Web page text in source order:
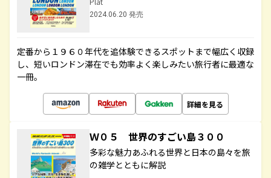
2024.06.20 発売
定番から１９６０年代を追体験できるスポットまで幅広く収録
し、短いロンドン滞在でも効率よく楽しみたい旅行者に最適な
一冊。
詳細を見る
Ｗ０５ 世界のすごい島３００
多彩な魅力あふれる世界と日本の島々を旅
の雑学とともに解説